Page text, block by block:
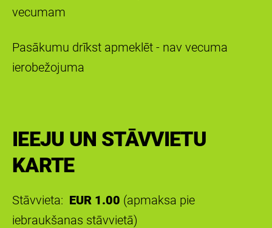
vecumam
Pasākumu drīkst apmeklēt - nav vecuma
ierobežojuma
IEEJU UN STĀVVIETU
KARTE
Stāvvieta: EUR 1.00 (apmaksa pie
iebraukšanas stāvvietā)